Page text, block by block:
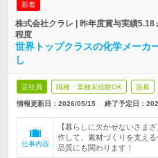
新着
株式会社クラレ | 昨年度賞与実績
程度
世界トップクラスの化学メー
し
正社員 職種・業種未経験OK 急募
情報更新日：2026/05/15 終了予定日：
仕事内容
【暮らしに欠かせないさま
作して、素材づくりを支え
品質にも関わります！